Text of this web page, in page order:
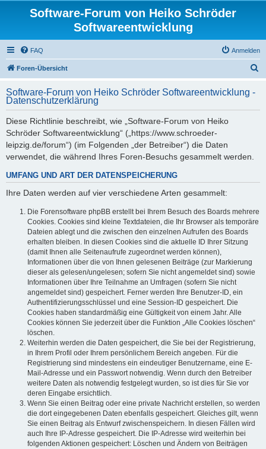
Software-Forum von Heiko Schröder
Softwareentwicklung
FAQ Anmelden
Foren-Übersicht
h
Software-Forum von Heiko Schröder Softwareentwicklung -
Datenschutzerklärung
Diese Richtlinie beschreibt, wie „Software-Forum von Heiko
Schröder Softwareentwicklung“ („https://www.schroeder-
leipzig.de/forum“) (im Folgenden „der Betreiber“) die Daten
verwendet, die während Ihres Foren-Besuchs gesammelt werden.
UMFANG UND ART DER DATENSPEICHERUNG
Ihre Daten werden auf vier verschiedene Arten gesammelt:
Die Forensoftware phpBB erstellt bei Ihrem Besuch des Boards mehrere
Cookies. Cookies sind kleine Textdateien, die Ihr Browser als temporäre
Dateien ablegt und die zwischen den einzelnen Aufrufen des Boards
erhalten bleiben. In diesen Cookies sind die aktuelle ID Ihrer Sitzung
(damit Ihnen alle Seitenaufrufe zugeordnet werden können),
Informationen über die von Ihnen gelesenen Beiträge (zur Markierung
dieser als gelesen/ungelesen; sofern Sie nicht angemeldet sind) sowie
Informationen über Ihre Teilnahme an Umfragen (sofern Sie nicht
angemeldet sind) gespeichert. Ferner werden Ihre Benutzer-ID, ein
Authentifizierungsschlüssel und eine Session-ID gespeichert. Die
Cookies haben standardmäßig eine Gültigkeit von einem Jahr. Alle
Cookies können Sie jederzeit über die Funktion „Alle Cookies löschen“
löschen.
Weiterhin werden die Daten gespeichert, die Sie bei der Registrierung,
in Ihrem Profil oder Ihrem persönlichem Bereich angeben. Für die
Registrierung sind mindestens ein eindeutiger Benutzername, eine E-
Mail-Adresse und ein Passwort notwendig. Wenn durch den Betreiber
weitere Daten als notwendig festgelegt wurden, so ist dies für Sie vor
deren Eingabe ersichtlich.
Wenn Sie einen Beitrag oder eine private Nachricht erstellen, so werden
die dort eingegebenen Daten ebenfalls gespeichert. Gleiches gilt, wenn
Sie einen Beitrag als Entwurf zwischenspeichern. In diesen Fällen wird
auch Ihre IP-Adresse gespeichert. Die IP-Adresse wird weiterhin bei
folgenden Aktionen gespeichert: Löschen und Ändern von Beiträgen